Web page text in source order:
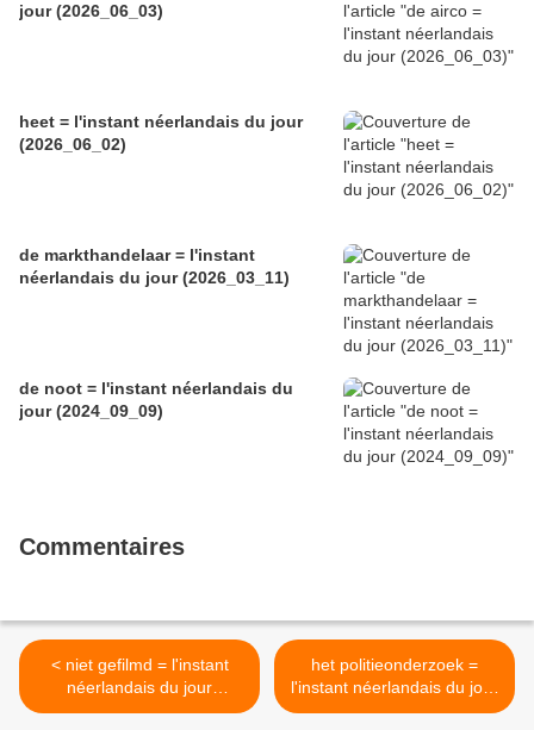
jour (2026_06_03)
heet = l'instant néerlandais du jour
(2026_06_02)
de markthandelaar = l'instant
néerlandais du jour (2026_03_11)
de noot = l'instant néerlandais du
jour (2024_09_09)
Commentaires
< niet gefilmd = l'instant
néerlandais du jour
(2024_05_15)
het politieonderzoek =
l'instant néerlandais du jour
(2024_05_17) >